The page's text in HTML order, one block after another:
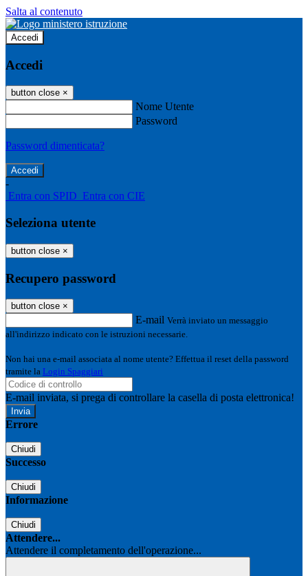
Salta al contenuto
Accedi
Accedi
button close ×
Nome Utente
Password
Password dimenticata?
-
Entra con SPID Entra con CIE
Seleziona utente
button close ×
Recupero password
button close ×
E-mail Verrà inviato un messaggio
all'indirizzo indicato con le istruzioni necessarie.
Non hai una e-mail associata al nome utente? Effettua il reset della password
tramite la Login Spaggiari
E-mail inviata, si prega di controllare la casella di posta elettronica!
Errore
Chiudi
Successo
Chiudi
Informazione
Chiudi
Attendere...
Attendere il completamento dell'operazione...